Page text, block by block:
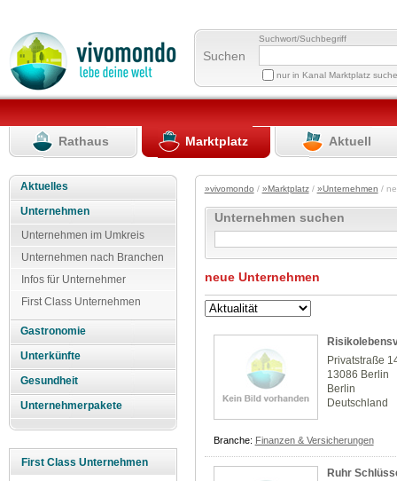
Suchen
Suchwort/Suchbegriff
nur in Kanal Marktplatz
Rathaus Marktplatz Aktuell
Aktuelles
Unternehmen
Unternehmen im Umkreis
Unternehmen nach Branchen
Infos für Unternehmer
First Class Unternehmen
Gastronomie
Unterkünfte
Gesundheit
Unternehmerpakete
First Class Unternehmen
»vivomondo / »Marktplatz/ »Unternehmen /
Unternehmen suchen
neue Unternehmen
Privatstraße
13086 Berlin
Berlin
Deutschland
Branche: Finanzen & Versicherungen
Ruhr